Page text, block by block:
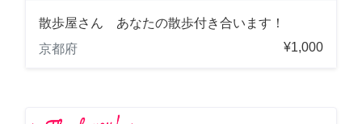
散歩屋さん あなたの散歩付き合います！
京都府
¥1,000